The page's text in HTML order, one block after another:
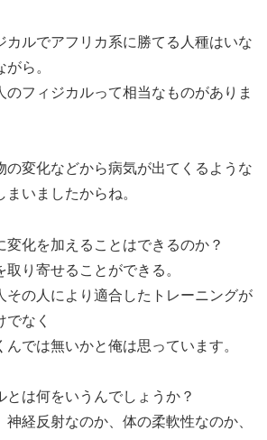
カルでアフリカ系に勝てる人種はいな
ら。
のフィジカルって相当なものがありま
の変化などから病気が出てくるような
いましたからね。
変化を加えることはできるのか？
り寄せることができる。
その人により適合したトレーニングが
でなく
では無いかと俺は思っています。
とは何をいうんでしょうか？
経反射なのか、体の柔軟性なのか、